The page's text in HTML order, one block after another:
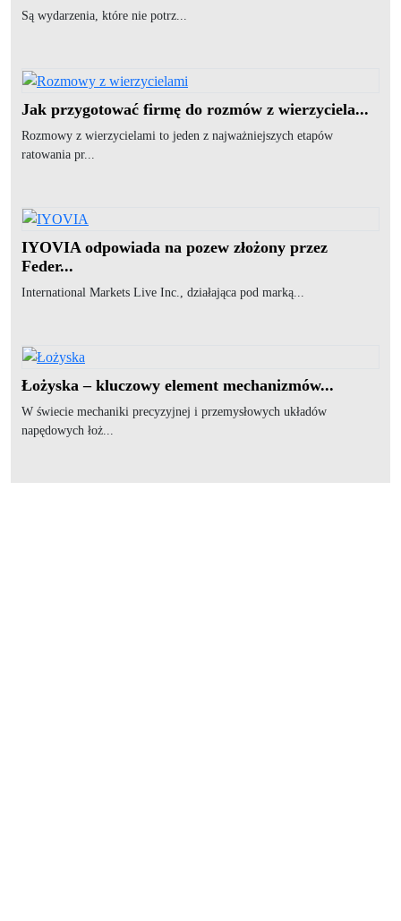
Są wydarzenia, które nie potrz...
Jak przygotować firmę do rozmów z wierzyciela...
Rozmowy z wierzycielami to jeden z najważniejszych etapów
ratowania pr...
IYOVIA odpowiada na pozew złożony przez
Feder...
International Markets Live Inc., działająca pod marką...
Łożyska – kluczowy element mechanizmów...
W świecie mechaniki precyzyjnej i przemysłowych układów
napędowych łoż...